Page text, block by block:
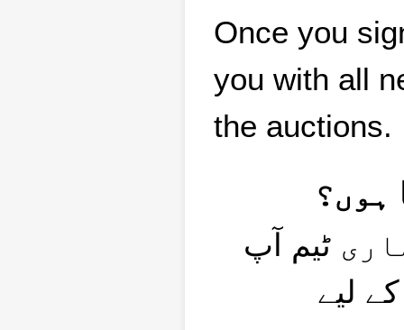
Once you
you with all
the auctions.
ٹیم آپ
لیے